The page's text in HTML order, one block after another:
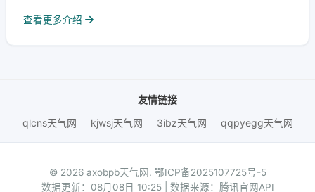
查看更多介绍
友情链接
qlcns天气网
kjwsj天气网 3ibz天气网 qqpyegg天气网
© 2026 axobpb天气网. 鄂ICP备2025107725号-5
数据更新：08月08日 10:25 | 数据来源：腾讯官网API